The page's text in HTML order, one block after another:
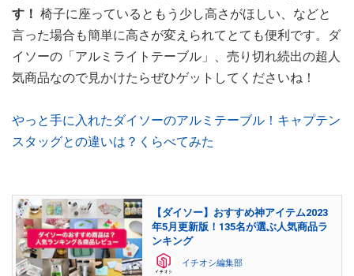
す！ 椅子に座っているともう少し高さがほしい、などと
言った場合も簡単に高さが変えられてとても便利です。ダ
イソーの「アルミライトテーブル」、売り切れ続出の超人
気商品なので見かけたらぜひゲットしてくださいね！
やっと手に入れたダイソーのアルミテーブル！キャプテン
スタッグとの違いは？くらべてみた
【ダイソー】おすすめ神アイテム2023
年5月更新版！135名が選ぶ人気商品ラ
ンキング
イチオシ編集部